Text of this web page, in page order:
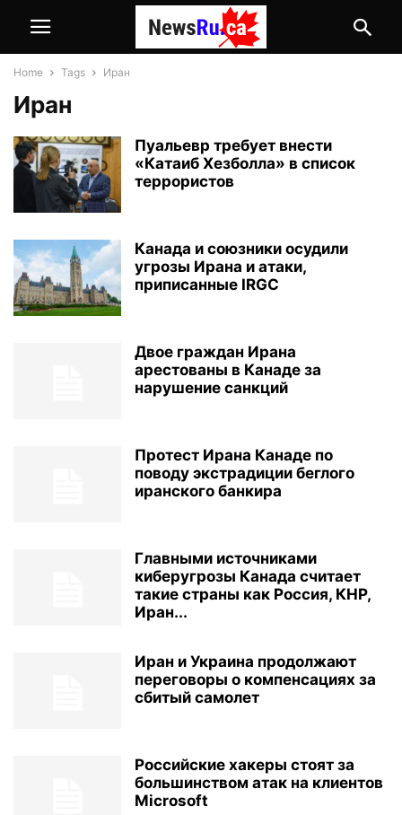
Home Tags Иран
Иран
Пуальевр требует внести
«Катаиб Хезболла» в список
террористов
Канада и союзники осудили
угрозы Ирана и атаки,
приписанные IRGC
Двое граждан Ирана
арестованы в Канаде за
нарушение санкций
Протест Ирана Канаде по
поводу экстрадиции беглого
иранского банкира
Главными источниками
киберугрозы Канада считает
такие страны как Россия, КНР,
Иран...
Иран и Украина продолжают
переговоры о компенсациях за
сбитый самолет
Российские хакеры стоят за
большинством атак на клиентов
Microsoft